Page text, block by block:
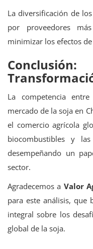
La diversificación de
por proveedores
minimizar los efectos
La competencia
mercado de la soja en
el comercio agrícola
biocombustibles y
desempeñando un
sector.
Agradecemos a Valor
para este análisis, que
integral sobre los
global de la soja.